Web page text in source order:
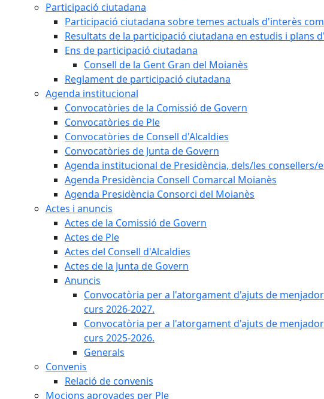
Participació ciutadana
Participació ciutadana sobre temes actuals d'interès
Resultats de la participació ciutadana en estudis i plans
Ens de participació ciutadana
Consell de la Gent Gran del Moianès
Reglament de participació ciutadana
Agenda institucional
Convocatòries de la Comissió de Govern
Convocatòries de Ple
Convocatòries de Consell d'Alcaldies
Convocatòries de Junta de Govern
Agenda institucional de Presidència, dels/les consellers/
Agenda Presidència Consell Comarcal Moianès
Agenda Presidència Consorci del Moianès
Actes i anuncis
Actes de la Comissió de Govern
Actes de Ple
Actes del Consell d'Alcaldies
Actes de la Junta de Govern
Anuncis
Convocatòria per a l'atorgament d'ajuts de
curs 2026-2027.
Convocatòria per a l'atorgament d'ajuts de
curs 2025-2026.
Generals
Convenis
Relació de convenis
Mocions aprovades per Ple